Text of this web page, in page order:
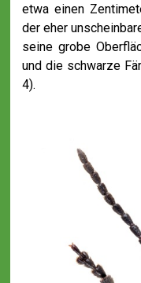
etwa einen
der eher
seine grobe
und die schwarze
4).